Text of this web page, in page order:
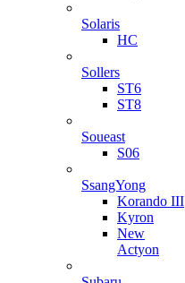
Solaris
HC
Sollers
ST6
ST8
Soueast
S06
SsangYong
Korando III
Kyron
New
Actyon